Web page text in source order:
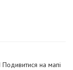
Подивитися на мапі